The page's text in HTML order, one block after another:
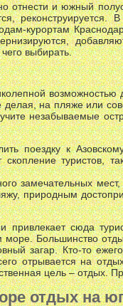
отнести и южный
курортам
выбирать.
возможностью
делая, на пляже или
незабываемые
поездку к
туристов,
замечательных
природным
сюда
Большинство
загар. Кто-то
отрывается на
цель – отдых.
отдых на